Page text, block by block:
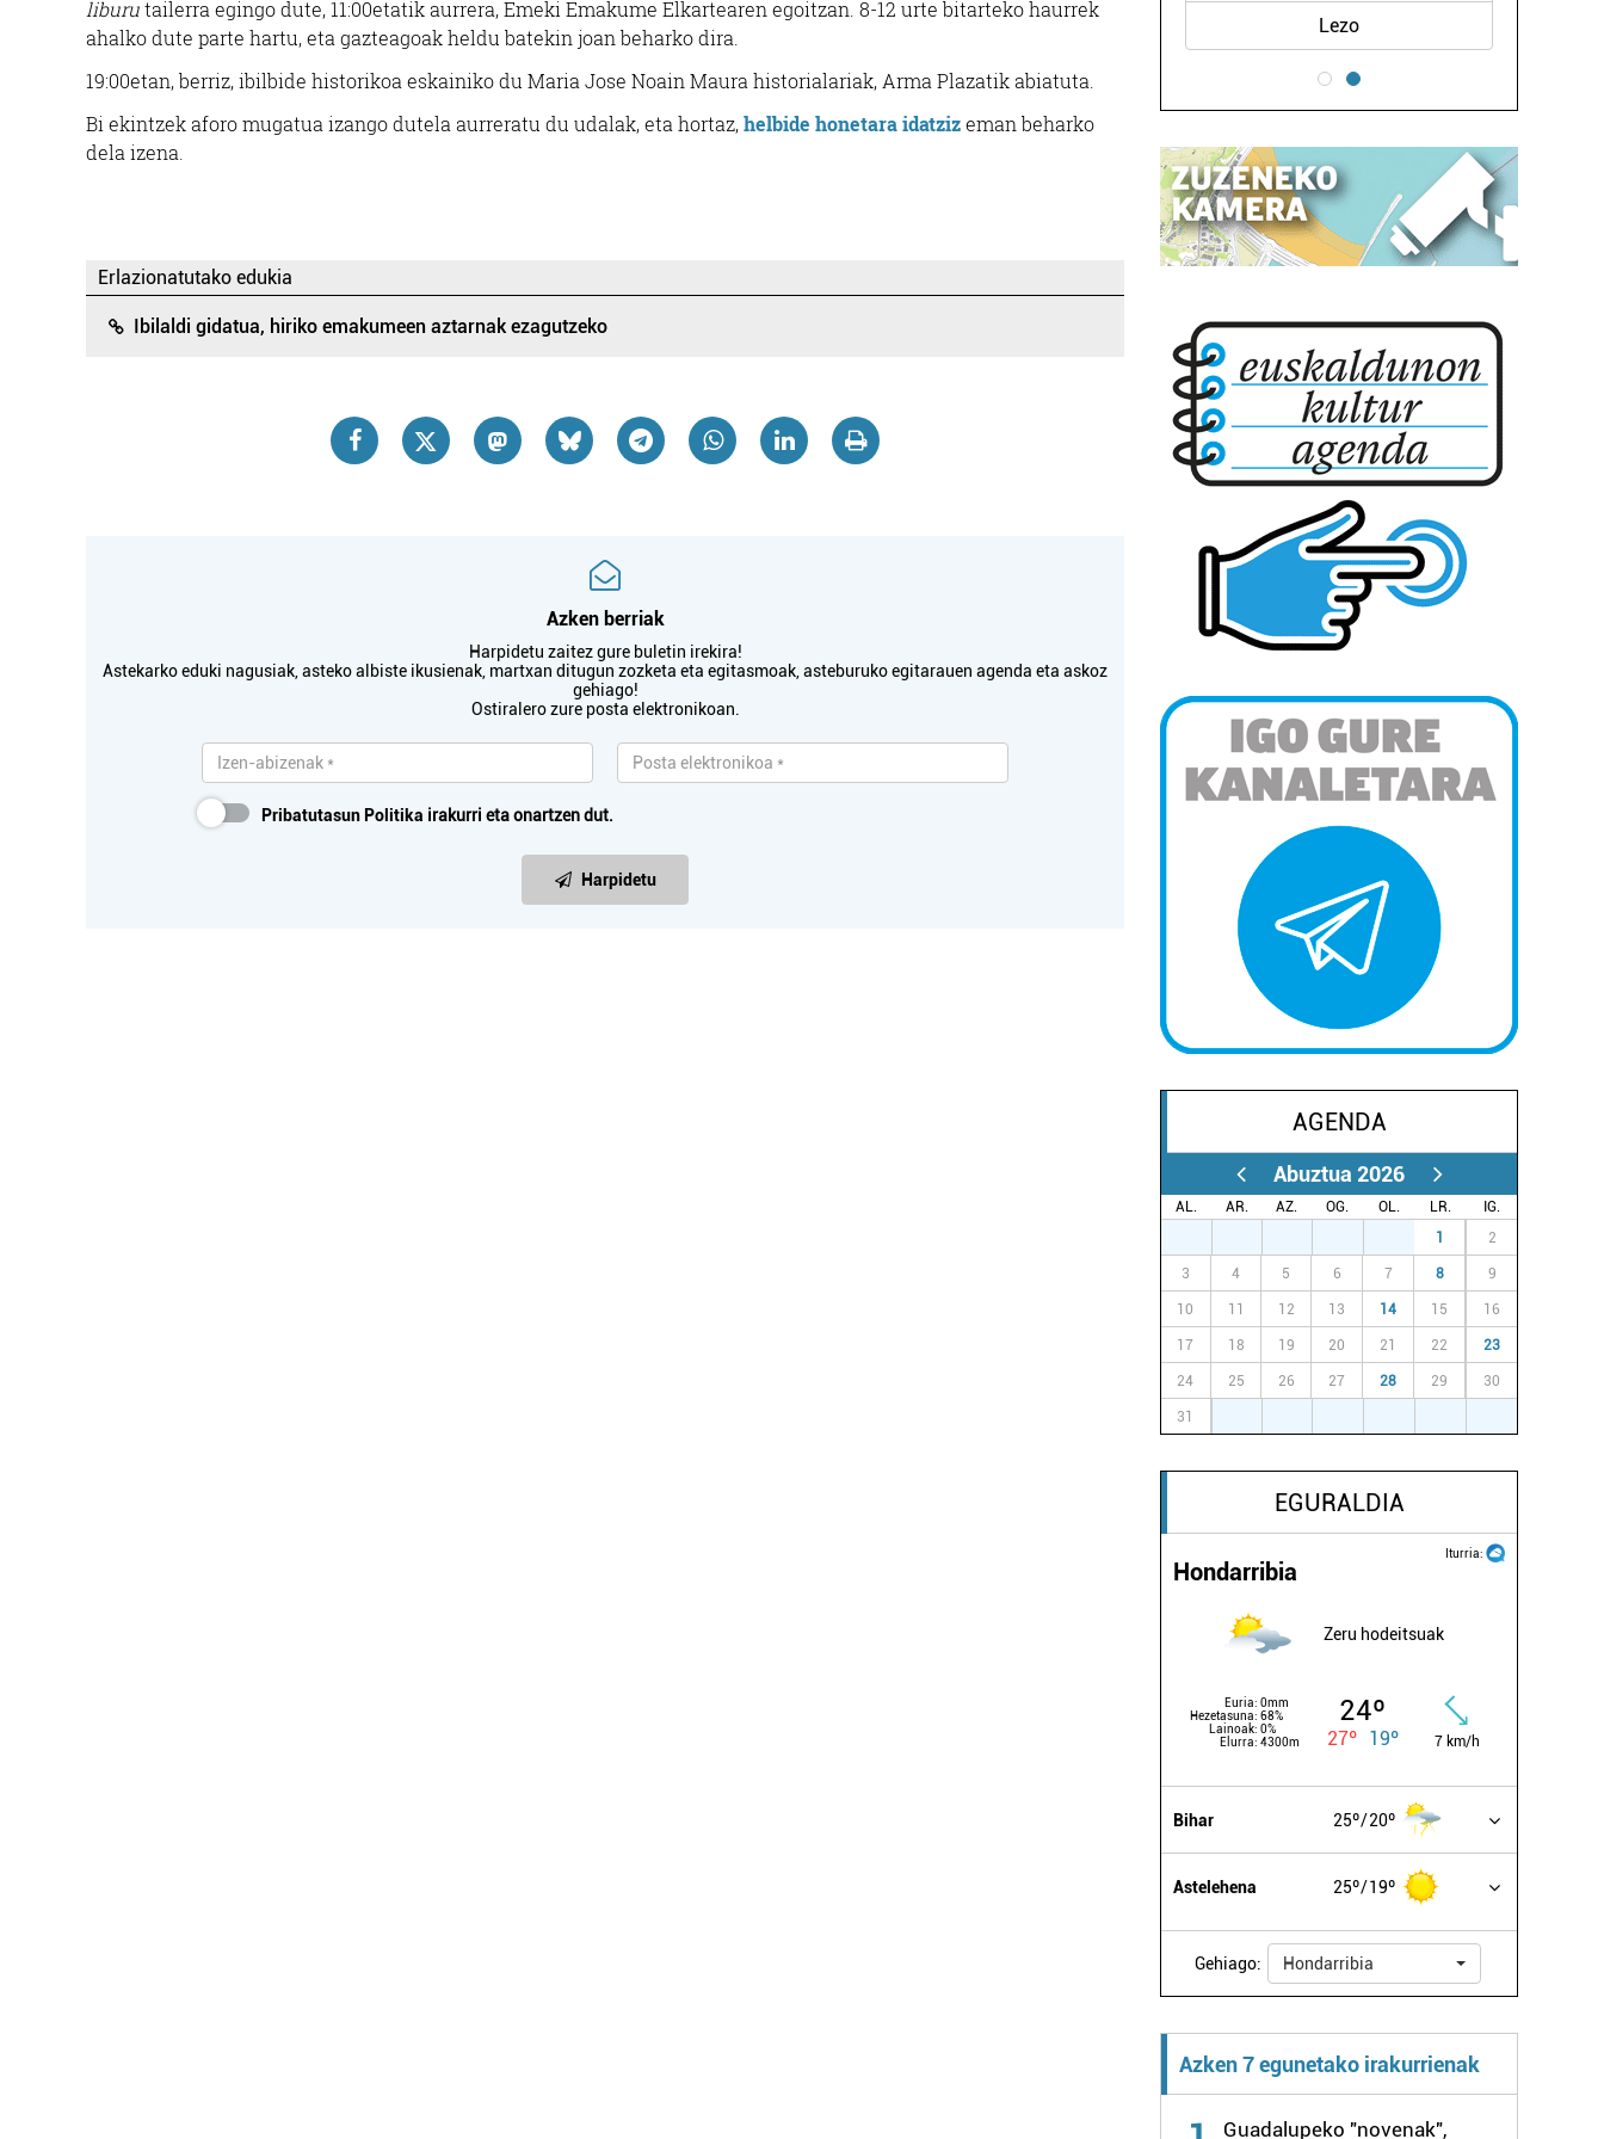
liburutailerra egingo dute, 11:00etatik aurrera, Emeki Emakume Elkartearen egoitzan. 8-12 urte bitarteko haurrek
ahalko dute parte hartu, eta gazteagoak heldu batekin joan beharko dira.
19:00etan, berriz, ibilbide historikoa eskainiko du Maria Jose Noain Maura historialariak, Arma Plazatik abiatuta.
Bi ekintzek aforo mugatua izango dutela aurreratu du udalak, eta hortaz,helbide honetara idatzizeman beharko
dela izena.
Erlazionatutako edukia
Ibilaldi gidatua, hiriko emakumeen aztarnak ezagutzeko
Azken berriak
Harpidetu zaitez gure buletin irekira!
Astekarko eduki nagusiak, asteko albiste ikusienak, martxan ditugun zozketa eta egitasmoak, asteburuko egitarauen agenda eta askoz
gehiago!
Ostiralero zure posta elektronikoan.
Pribatutasun Politika irakurri eta onartzen dut.
Harpidetu
Errenteria-Orereta Lezo Lezo
AGENDA
Abuztua 2026
AL. AR. AZ. OG. OL. LR.
IG.
1 2
3 4 5 6 7 8 9
10 11 12 13 14 15 16
17 18 19 20 21 22 23
24 25 26 27 28 29 30
31
EGURALDIA
Iturria:
Hondarribia
Zeru hodeitsuak
Euria: 0mm
Hezetasuna: 68%
Lainoak: 0%
Elurra: 4300m
24º
27º 19º 7 km/h
Bihar 25º 20º
Astelehena 25º 19º
Gehiago: Hondarribia
Azken 7 egunetako irakurrienak
Guadalupeko "novenak",